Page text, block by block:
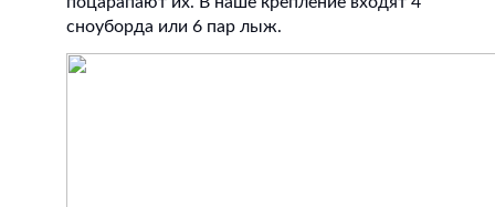
сноуборда или 6 пар лыж.